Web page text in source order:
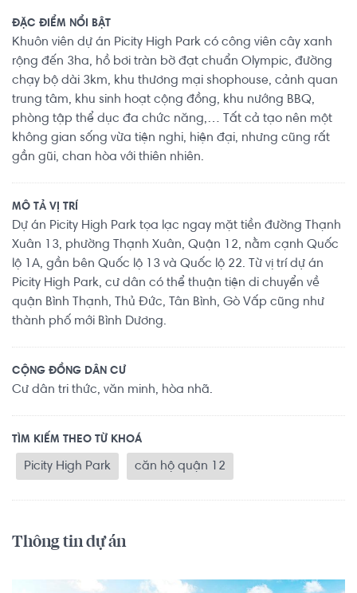
ĐẶC ĐIỂM NỔI BẬT
Khuôn viên dự án Picity High Park có công viên cây xanh
rộng đến 3ha, hồ bơi tràn bờ đạt chuẩn Olympic, đường
chạy bộ dài 3km, khu thương mại shophouse, cảnh quan
trung tâm, khu sinh hoạt cộng đồng, khu nướng BBQ,
phòng tập thể dục đa chức năng,… Tất cả tạo nên một
không gian sống vừa tiện nghi, hiện đại, nhưng cũng rất
gần gũi, chan hòa với thiên nhiên.
MÔ TẢ VỊ TRÍ
Dự án Picity High Park tọa lạc ngay mặt tiền đường Thạnh
Xuân 13, phường Thạnh Xuân, Quận 12, nằm cạnh Quốc
lộ 1A, gần bên Quốc lộ 13 và Quốc lộ 22. Từ vị trí dự án
Picity High Park, cư dân có thể thuận tiện di chuyển về
quận Bình Thạnh, Thủ Đức, Tân Bình, Gò Vấp cũng như
thành phố mới Bình Dương.
CỘNG ĐỒNG DÂN CƯ
Cư dân tri thức, văn minh, hòa nhã.
TÌM KIẾM THEO TỪ KHOÁ
Picity High Park căn hộ quận 12
Thông tin dự án